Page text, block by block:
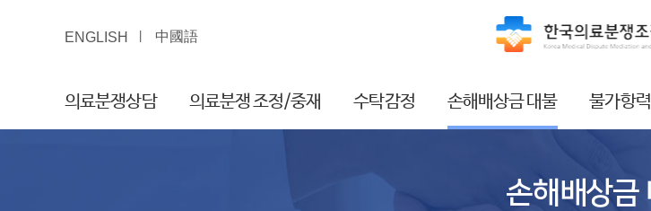
ENGLISH 中國語
의료분쟁상담 의료분쟁 조정/중재 수탁감정 손해배상금 대불 불가항
손해배상금